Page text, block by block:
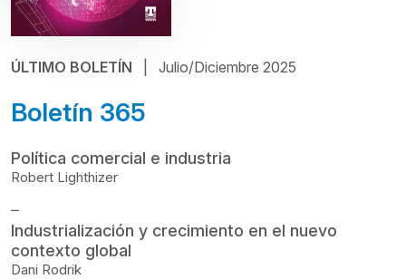
ÚLTIMO BOLETÍN | Julio/Diciembre 2025
Boletín 365
Política comercial e industria
Robert Lighthizer
Industrialización y crecimiento en el nuevo
contexto global
Dani Rodrik